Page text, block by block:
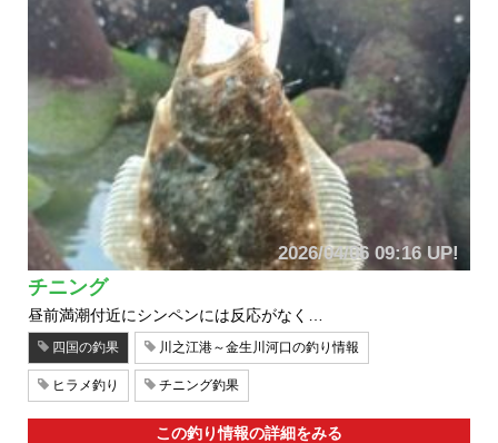
2026/04/06 09:16 UP!
チニング
昼前満潮付近にシンペンには反応がなく…
四国の釣果 川之江港～金生川河口の釣り情報
ヒラメ釣り チニング釣果
この釣り情報の詳細をみる